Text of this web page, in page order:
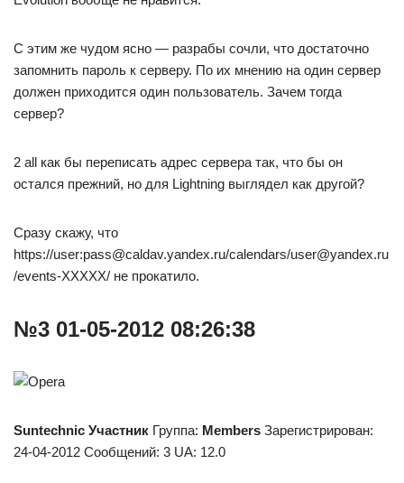
С этим же чудом ясно — разрабы сочли, что достаточно
запомнить пароль к серверу. По их мнению на один сервер
должен приходится один пользователь. Зачем тогда
сервер?
2 all как бы переписать адрес сервера так, что бы он
остался прежний, но для Lightning выглядел как другой?
Сразу скажу, что
https://user:pass@caldav.yandex.ru/calendars/user@yandex.ru
/events-XXXXX/ не прокатило.
№3 01-05-2012 08:26:38
Suntechnic Участник Группа: Members Зарегистрирован:
24-04-2012 Сообщений: 3 UA: 12.0